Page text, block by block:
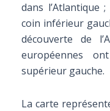
dans l’Atlantique
coin inférieur
découverte de
européennes
supérieur gauche.
La carte